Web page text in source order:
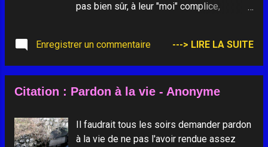
pas bien sûr, à leur "moi" complice,
nous le sommes si souvent de nous
même. Ce que nous pouvons aimer dans
les autres, c'est leur libération et leur
grandeur possibles, c'est leur dignité
et origine, leur capacité de devenir une
valeur, un bien universel irremplaçable.
Enregistrer un commentaire ---> LIRE LA SUITE
Citation : Pardon à la vie - Anonyme
Il faudrait tous les soirs demander pardon
à la vie de ne pas l'avoir rendue assez